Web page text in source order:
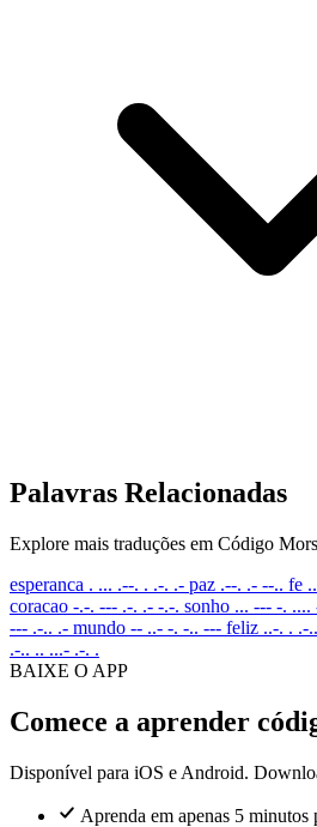
Palavras Relacionadas
Explore mais traduções em Código
esperanca . ... .--. . .-. .- paz .--. .- --.. fe
coracao -.-. --- .-. .- -.-. sonho ... --- -. ....
--- .-.. .- mundo -- ..- -. -.. --- feliz ..-. . .-
.-.. .. ...- .-. .
BAIXE O APP
Comece a aprender
Disponível para iOS e Android.
Aprenda em apenas 5 minutos